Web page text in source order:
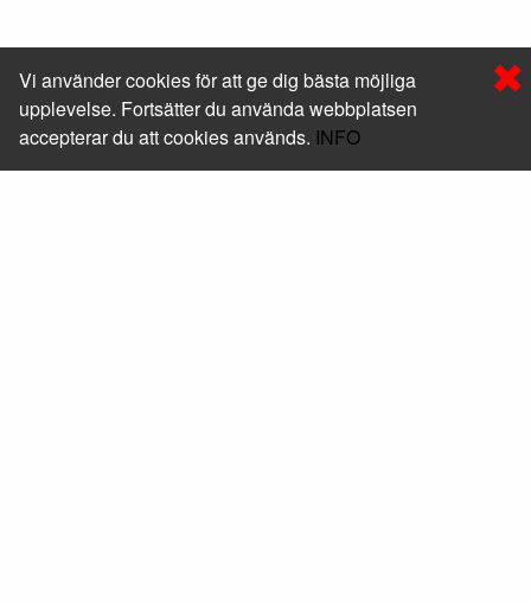
Vi använder cookies för att ge dig bästa möjliga
upplevelse. Fortsätter du använda webbplatsen
accepterar du att cookies används. INFO